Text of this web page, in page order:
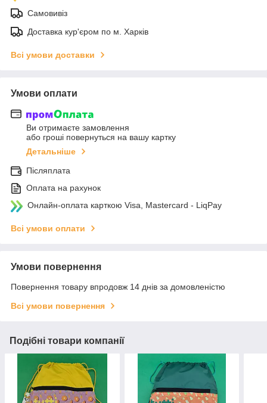
Самовивіз
Доставка кур'єром по м. Харків
Всі умови доставки
Умови оплати
Ви отримаєте замовлення
або гроші повернуться на вашу картку
Детальніше
Післяплата
Оплата на рахунок
Онлайн-оплата карткою Visa, Mastercard - LiqPay
Всі умови оплати
Умови повернення
Повернення товару впродовж 14 днів за домовленістю
Всі умови повернення
Подібні товари компанії